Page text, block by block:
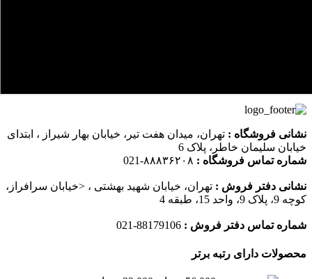
نشانی فروشگاه : تهران، میدان هفت تیر، خیابان بهار شیراز ، ابتدای
خیابان سلیمان خاطر، پلاک 6
شماره تماس فروشگاه :
نشانی دفتر فروش : تهران، خیابان شهید بهشتی ، <خیابان سرافراز،
کوچه 9، پلاک 9، واحد 15، طبقه 4
شماره تماس دفتر فروش :
محصولات دارای رتبه برتر